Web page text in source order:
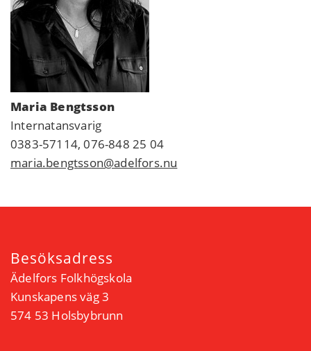
Maria Bengtsson
Internatansvarig
0383-57114, 076-848 25 04
maria.bengtsson@adelfors.nu
Besöksadress
Ädelfors Folkhögskola
Kunskapens väg 3
574 53 Holsbybrunn